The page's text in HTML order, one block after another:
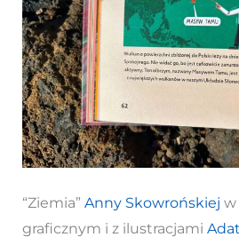
“Ziemia” Anny Skowrońskiej w
graficznym i z ilustracjami